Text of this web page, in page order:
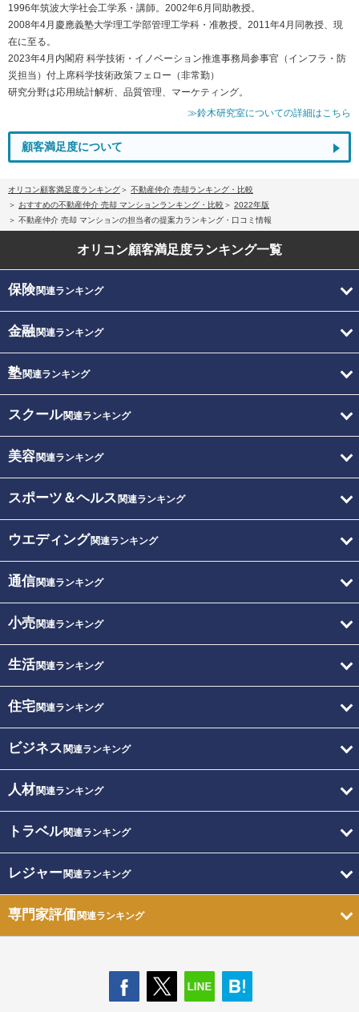
1996年筑波大学社会工学系・講師。2002年6月同助教授。
2008年4月慶應義塾大学理工学部管理工学科・准教授。2011年4月同教授、現
在に至る。
2023年4月内閣府 科学技術・イノベーション推進事務局参事官（インフラ・防
災担当）付上席科学技術政策フェロー（非常勤）
研究分野は応用統計解析、品質管理、マーケティング。
≫鈴木研究室についての詳細はこちら
顧客満足度について
オリコン顧客満足度ランキング
不動産仲介 売却ランキング・比較
おすすめの不動産仲介 売却 マンションランキング・比較
2022年版
不動産仲介 売却 マンションの担当者の提案力ランキング・口コミ情報
オリコン顧客満足度ランキング一覧
保険関連ランキング
金融関連ランキング
塾関連ランキング
スクール関連ランキング
美容関連ランキング
スポーツ＆ヘルス 関連ランキング
ウエディング関連ランキング
通信関連ランキング
小売関連ランキング
生活関連ランキング
住宅関連ランキング
ビジネス 関連ランキング
人材関連ランキング
トラベル関連ランキング
レジャー関連ランキング
専門家評価関連ランキング